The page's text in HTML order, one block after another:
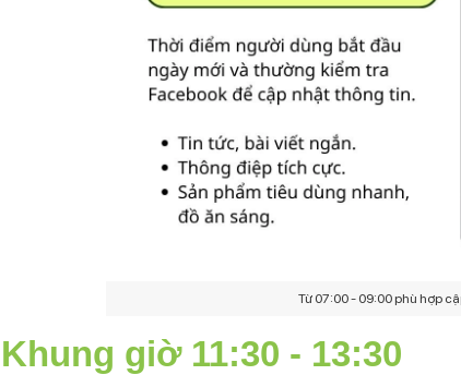
Từ 07:00 - 09:00 phù hợp
Khung giờ 11:30 - 13:30